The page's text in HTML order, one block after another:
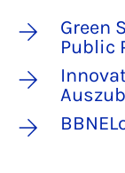
Green
Public